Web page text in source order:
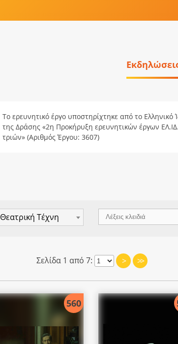
Το ερευνητικό έργο υποστηρίχτηκε από το
της Δράσης «2η Προκήρυξη ερευνητικών έργων
τριών» (Αριθμός Έργου: 3607)
Θεατρική Τέχνη
Σελίδα 1 από 7: > >>
560